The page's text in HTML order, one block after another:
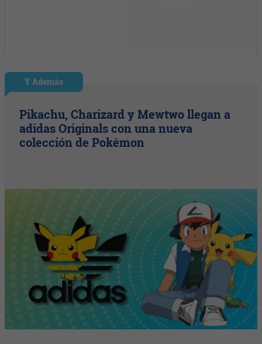
Y Además
Pikachu, Charizard y Mewtwo llegan a
adidas Originals con una nueva
colección de Pokémon